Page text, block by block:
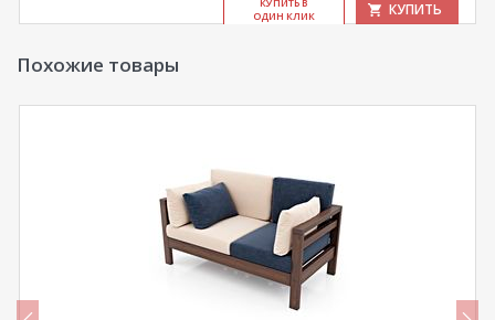
ОДИН КЛИК
КУПИТЬ
Похожие товары